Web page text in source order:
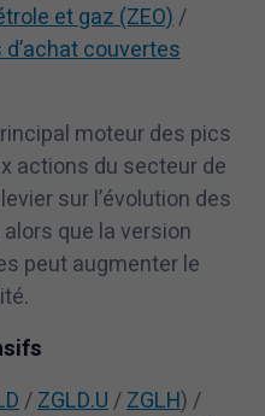
et gaz (ZEO)/
d’achat couvertes
moteur des pics
actions du secteur de
sur l’évolution des
que la version
peut augmenter le
/ZGLD.U/ZGLH) /